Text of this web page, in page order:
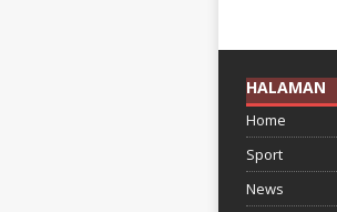
HALAMAN
Home
Sport
News